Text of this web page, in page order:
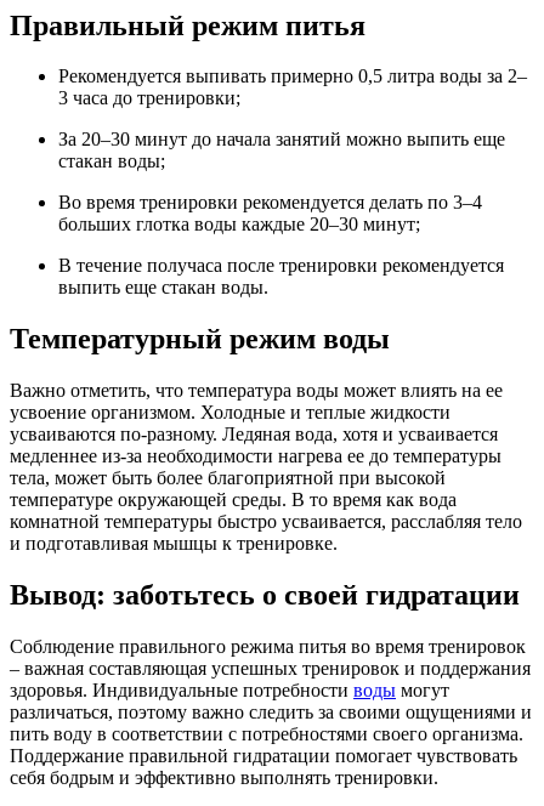
Правильный режим питья
Рекомендуется выпивать примерно 0,5 литра воды за 2–
3 часа до тренировки;
За 20–30 минут до начала занятий можно выпить еще
стакан воды;
Во время тренировки рекомендуется делать по 3–4
больших глотка воды каждые 20–30 минут;
В течение получаса после тренировки рекомендуется
выпить еще стакан воды.
Температурный режим воды
Важно отметить, что температура воды может влиять на ее
усвоение организмом. Холодные и теплые жидкости
усваиваются по-разному. Ледяная вода, хотя и усваивается
медленнее из-за необходимости нагрева ее до температуры
тела, может быть более благоприятной при высокой
температуре окружающей среды. В то время как вода
комнатной температуры быстро усваивается, расслабляя тело
и подготавливая мышцы к тренировке.
Вывод: заботьтесь о своей гидратации
Соблюдение правильного режима питья во время тренировок
– важная составляющая успешных тренировок и поддержания
здоровья. Индивидуальные потребности воды могут
различаться, поэтому важно следить за своими ощущениями и
пить воду в соответствии с потребностями своего организма.
Поддержание правильной гидратации помогает чувствовать
себя бодрым и эффективно выполнять тренировки.